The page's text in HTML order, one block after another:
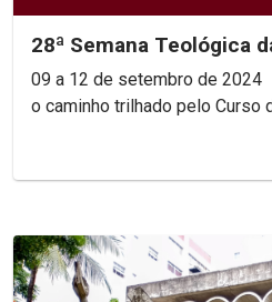
28ª Semana Teológica
09 a 12 de setembro de 2024 | Em consonância
o caminho trilhado pelo Curso